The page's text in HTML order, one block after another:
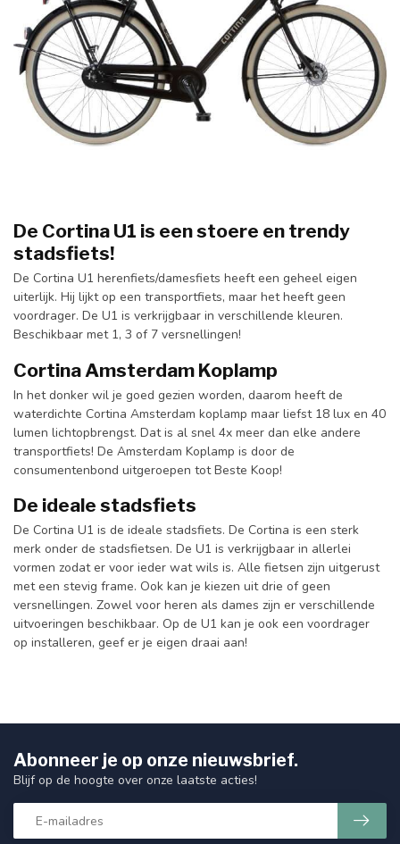
De Cortina U1 is een stoere en trendy
stadsfiets!
De Cortina U1 herenfiets/damesfiets heeft een geheel eigen
uiterlijk. Hij lijkt op een transportfiets, maar het heeft geen
voordrager. De U1 is verkrijgbaar in verschillende kleuren.
Beschikbaar met 1, 3 of 7 versnellingen!
Cortina Amsterdam Koplamp
In het donker wil je goed gezien worden, daarom heeft de
waterdichte Cortina Amsterdam koplamp maar liefst 18 lux en 40
lumen lichtopbrengst. Dat is al snel 4x meer dan elke andere
transportfiets! De Amsterdam Koplamp is door de
consumentenbond uitgeroepen tot Beste Koop!
De ideale stadsfiets
De Cortina U1 is de ideale stadsfiets. De Cortina is een sterk
merk onder de stadsfietsen. De U1 is verkrijgbaar in allerlei
vormen zodat er voor ieder wat wils is. Alle fietsen zijn uitgerust
met een stevig frame. Ook kan je kiezen uit drie of geen
versnellingen. Zowel voor heren als dames zijn er verschillende
uitvoeringen beschikbaar. Op de U1 kan je ook een voordrager
op installeren, geef er je eigen draai aan!
Abonneer je op onze nieuwsbrief.
Blijf op de hoogte over onze laatste acties!